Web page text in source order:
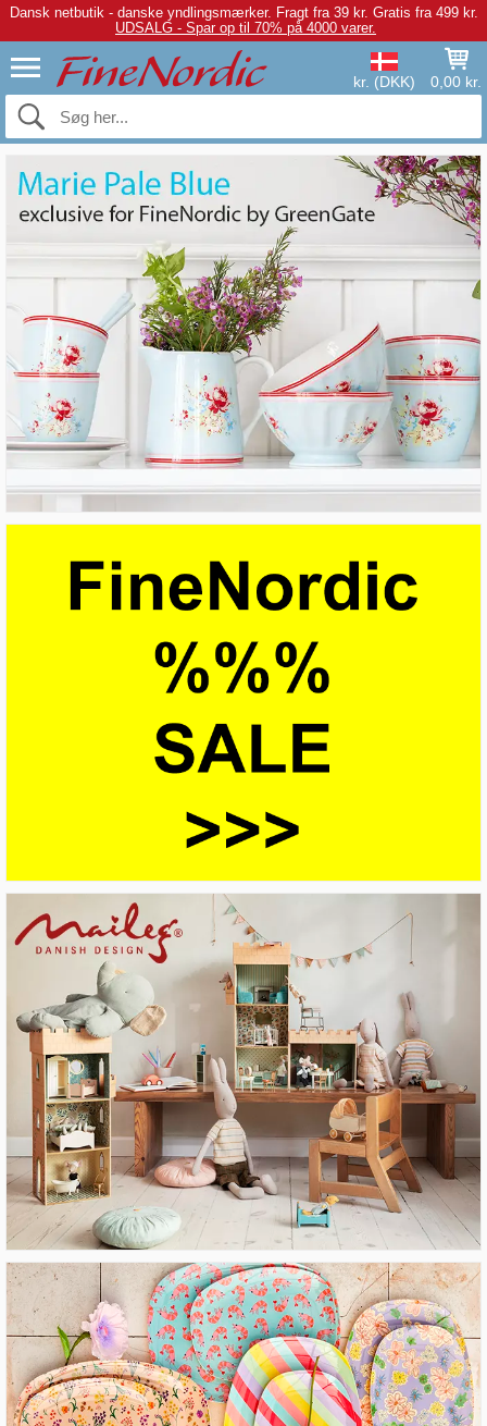
Dansk netbutik - danske yndlingsmærker. Fragt fra 39 kr. Gratis fra 499 kr.
UDSALG - Spar op til 70% på 4000 varer.
kr. (DKK) 0,00 kr.